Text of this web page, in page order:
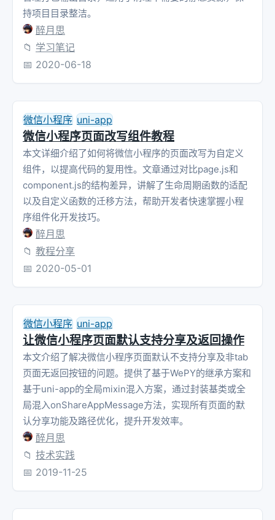
持项目目录整洁。
醉月思
📁 学习笔记
📅 2020-06-18
微信小程序 uni-app
微信小程序页面改写组件教程
本文详细介绍了如何将微信小程序的页面改写为自定义
组件，以提高代码的复用性。文章通过对比page.js和
component.js的结构差异，讲解了生命周期函数的适配
以及自定义函数的迁移方法，帮助开发者快速掌握小程
序组件化开发技巧。
醉月思
📁 教程分享
📅 2020-05-01
微信小程序 uni-app
让微信小程序页面默认支持分享及返回操作
本文介绍了解决微信小程序页面默认不支持分享及非tab
页面无返回按钮的问题。提供了基于WePY的继承方案和
基于uni-app的全局mixin混入方案，通过封装基类或全
局混入onShareAppMessage方法，实现所有页面的默
认分享功能及路径优化，提升开发效率。
醉月思
📁 技术实践
📅 2019-11-25